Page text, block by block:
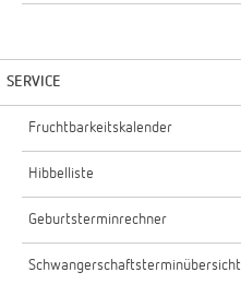
SERVICE
Fruchtbarkeitskalender
Hibbelliste
Geburtsterminrechner
Schwangerschaftsterminübersicht